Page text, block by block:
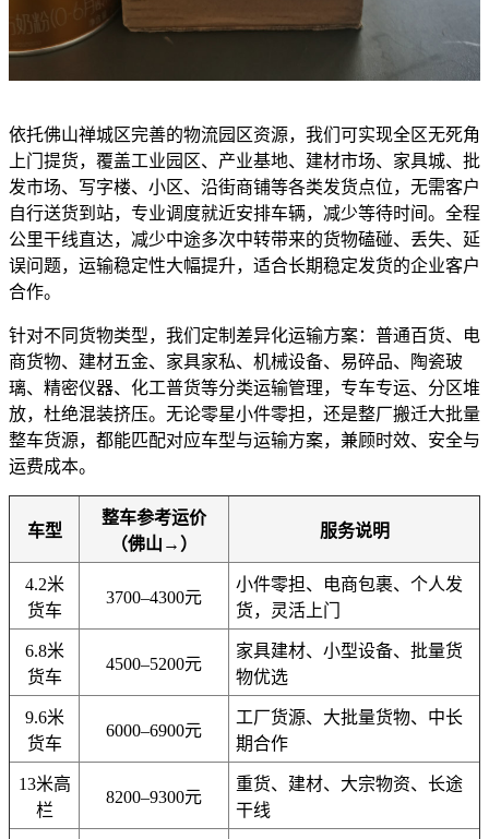
依托佛山禅城区完善的物流园区资源，我们可实现全区无死角
上门提货，覆盖工业园区、产业基地、建材市场、家具城、批
发市场、写字楼、小区、沿街商铺等各类发货点位，无需客户
自行送货到站，专业调度就近安排车辆，减少等待时间。全程
公里干线直达，减少中途多次中转带来的货物磕碰、丢失、延
误问题，运输稳定性大幅提升，适合长期稳定发货的企业客户
合作。
针对不同货物类型，我们定制差异化运输方案：普通百货、电
商货物、建材五金、家具家私、机械设备、易碎品、陶瓷玻
璃、精密仪器、化工普货等分类运输管理，专车专运、分区堆
放，杜绝混装挤压。无论零星小件零担，还是整厂搬迁大批量
整车货源，都能匹配对应车型与运输方案，兼顾时效、安全与
运费成本。
车型
整车参考运价
（佛山→）
服务说明
4.2米
货车
3700–4300元
小件零担、电商包裹、个人发
货，灵活上门
6.8米
货车
4500–5200元
家具建材、小型设备、批量货
物优选
9.6米
货车
6000–6900元
工厂货源、大批量货物、中长
期合作
13米高
栏
8200–9300元
重货、建材、大宗物资、长途
干线